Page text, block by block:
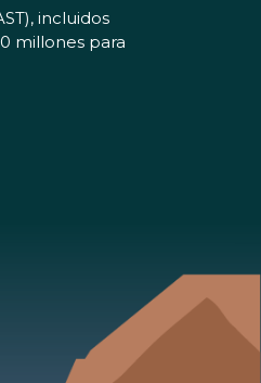
incluidos
millones para